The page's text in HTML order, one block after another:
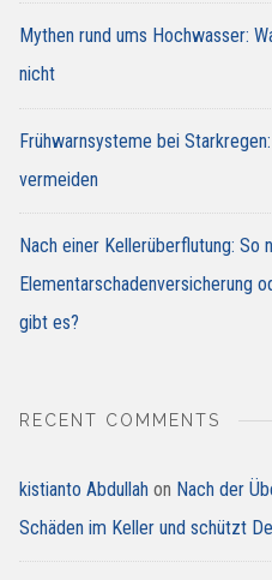
Mythen rund ums Hochwasser:
nicht
Frühwarnsysteme bei
vermeiden
Nach einer Kellerüberflutung: So
Elementarschadenversicherung
gibt es?
RECENT COMMENTS
kistianto Abdullah on Nach der
Schäden im Keller und schützt